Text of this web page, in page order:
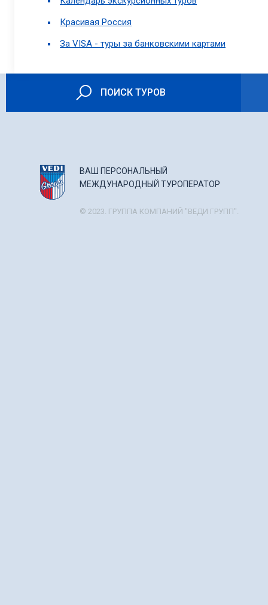
Красивая Россия
За VISA - туры за банковскими картами
ПОИСК ТУРОВ
ВАШ ПЕРСОНАЛЬНЫЙ
МЕЖДУНАРОДНЫЙ ТУРОПЕРАТОР
© 2023. ГРУППА КОМПАНИЙ "ВЕДИ ГРУПП".